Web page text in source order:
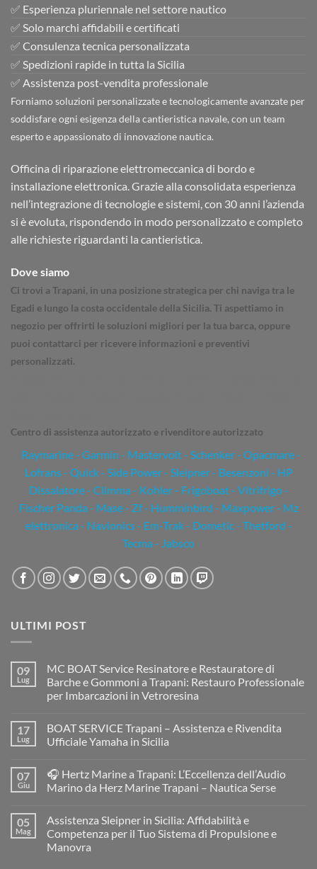
✅ Esperienza pluriennale nel settore nautico
✅ Solo marchi affidabili e certificati
✅ Consulenza tecnica personalizzata
✅ Spedizioni rapide in tutta la Sicilia
✅ Assistenza post-vendita professionale
Forniamo soluzioni personalizzate e tecnologicamente avanzate per
soddisfare ogni esigenza della cantieristica navale, con un team
esperto e appassionato di innovazione nautica.
Officina di riparazione elettromeccanica di bordo e
installazione elettronica. Grazie alla consolidata esperienza
nell’integrazione di tecnologie e sistemi, con 30 anni l’azienda
si è evoluta, rispondendo in modo personalizzato e completo
alle richieste riguardanti la cantieristica.
Dove siamo
Ci trovi a Trapani, in una posizione strategica per chi naviga tra le
Egadi e lungo la costa occidentale della Sicilia. Ti aspettiamo in
negozio per offrirti le soluzioni migliori per la tua barca, oppure
puoi contattarci per ricevere informazioni e preventivi
personalizzati.
Centro di assistenza autorizzato e rivenditore autorizzato
Raymarine- Garmin - Mastervolt - Schenker - Opacmare -
Lofrans - Quick - Side Power - Sleipner - Besenzoni - HP
Dissalatore - Climma - Kohler - Frigoboat - Vitrifrigo -
Fischer Panda - Mase - Zf - Humminbird - Maxpower - Mz
elettronica - Navionics - Em-Trak - Dometic - Thetford -
Tecma - Jabsco
ULTIMI POST
09
Lug
MC BOAT Service Resinatore e Restauratore di
Barche e Gommoni a Trapani: Restauro Professionale
per Imbarcazioni in Vetroresina
su
MC
BOAT
e
Restauratore
di
Gommoni
a
Trapani:
Restauro
17
Lug
BOAT SERVICE Trapani – Assistenza e Rivendita
Ufficiale Yamaha in Sicilia
su
BOAT
SERVICE
Assistenza
e
Rivendita
Ufficiale
07
Giu
🎧 Hertz Marine a Trapani: L’Eccellenza dell’Audio
Marino da Herz Marine Trapani – Nautica Serse
su
🎧
Hertz
Marine
05
Mag
Assistenza Sleipner in Sicilia: Affidabilità e
Competenza per il Tuo Sistema di Propulsione e
Manovra